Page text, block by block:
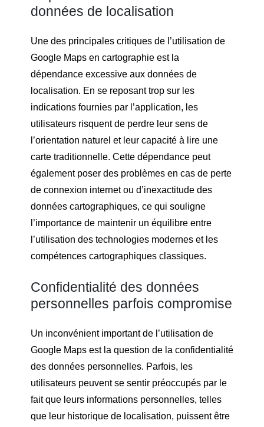
données de localisation
Une des principales critiques de l’utilisation de
Google Maps en cartographie est la
dépendance excessive aux données de
localisation. En se reposant trop sur les
indications fournies par l’application, les
utilisateurs risquent de perdre leur sens de
l’orientation naturel et leur capacité à lire une
carte traditionnelle. Cette dépendance peut
également poser des problèmes en cas de perte
de connexion internet ou d’inexactitude des
données cartographiques, ce qui souligne
l’importance de maintenir un équilibre entre
l’utilisation des technologies modernes et les
compétences cartographiques classiques.
Confidentialité des données
personnelles parfois compromise
Un inconvénient important de l’utilisation de
Google Maps est la question de la confidentialité
des données personnelles. Parfois, les
utilisateurs peuvent se sentir préoccupés par le
fait que leurs informations personnelles, telles
que leur historique de localisation, puissent être